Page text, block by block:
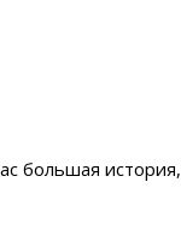
большая